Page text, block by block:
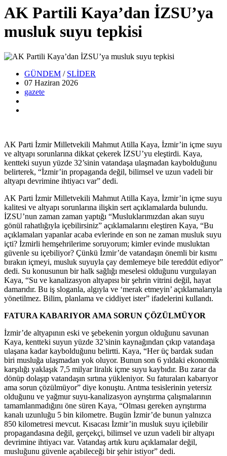
AK Partili Kaya’dan İZSU’ya
musluk suyu tepkisi
GÜNDEM / SLİDER
07 Haziran 2026
gazete
AK Parti İzmir Milletvekili Mahmut Atilla Kaya, İzmir’in içme suyu
ve altyapı sorunlarına dikkat çekerek İZSU’yu eleştirdi. Kaya,
kentteki suyun yüzde 32’sinin vatandaşa ulaşmadan kaybolduğunu
belirterek, “İzmir’in propaganda değil, bilimsel ve uzun vadeli bir
altyapı devrimine ihtiyacı var” dedi.
AK Parti İzmir Milletvekili Mahmut Atilla Kaya, İzmir’in içme suyu
kalitesi ve altyapı sorunlarına ilişkin sert açıklamalarda bulundu.
İZSU’nun zaman zaman yaptığı “Musluklarımızdan akan suyu
gönül rahatlığıyla içebilirsiniz” açıklamalarını eleştiren Kaya, “Bu
açıklamaları yapanlar acaba evlerinde en son ne zaman musluk suyu
içti? İzmirli hemşehrilerime soruyorum; kimler evinde musluktan
güvenle su içebiliyor? Çünkü İzmir’de vatandaşın önemli bir kısmı
bırakın içmeyi, musluk suyuyla çay demlemeye bile tereddüt ediyor”
dedi. Su konusunun bir halk sağlığı meselesi olduğunu vurgulayan
Kaya, “Su ve kanalizasyon altyapısı bir şehrin vitrini değil, hayat
damarıdır. Bu iş sloganla, algıyla ve ‘merak etmeyin’ açıklamalarıyla
yönetilmez. Bilim, planlama ve ciddiyet ister” ifadelerini kullandı.
FATURA KABARIYOR AMA SORUN ÇÖZÜLMÜYOR
İzmir’de altyapının eski ve şebekenin yorgun olduğunu savunan
Kaya, kentteki suyun yüzde 32’sinin kaynağından çıkıp vatandaşa
ulaşana kadar kaybolduğunu belirtti. Kaya, “Her üç bardak sudan
biri musluğa ulaşmadan yok oluyor. Bunun son 6 yıldaki ekonomik
karşılığı yaklaşık 7,5 milyar liralık içme suyu kaybıdır. Bu zarar da
dönüp dolaşıp vatandaşın sırtına yükleniyor. Su faturaları kabarıyor
ama sorun çözülmüyor” diye konuştu. Arıtma tesislerinin yetersiz
olduğunu ve yağmur suyu-kanalizasyon ayrıştırma çalışmalarının
tamamlanmadığını öne süren Kaya, “Olması gereken ayrıştırma
kanalı uzunluğu 5 bin kilometre. Bugün İzmir’de bunun yalnızca
850 kilometresi mevcut. Kısacası İzmir’in musluk suyu içilebilir
propagandasına değil, gerçekçi, bilimsel ve uzun vadeli bir altyapı
devrimine ihtiyacı var. Vatandaş artık kuru açıklamalar değil,
musluğunu güvenle açabileceği bir şehir istiyor” dedi.